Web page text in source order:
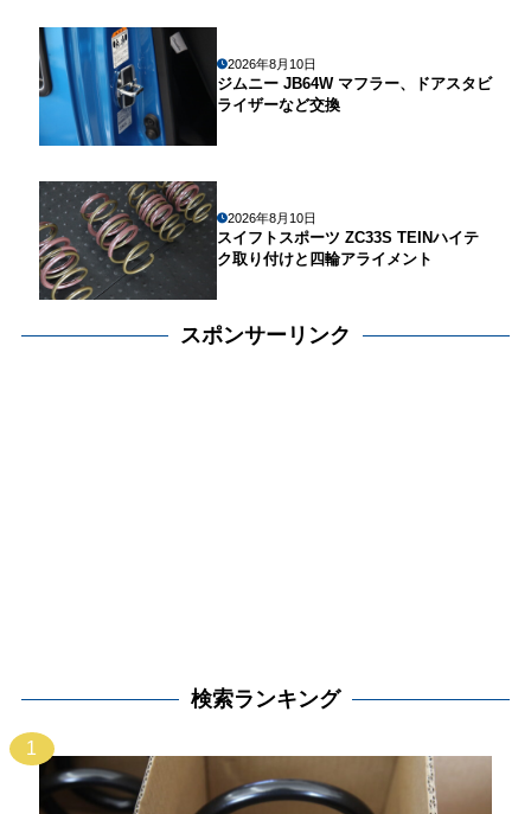
2026年8月10日
ジムニー JB64W マフラー、ドアスタビ
ライザーなど交換
2026年8月10日
スイフトスポーツ ZC33S TEINハイテ
ク取り付けと四輪アライメント
スポンサーリンク
検索ランキング
1